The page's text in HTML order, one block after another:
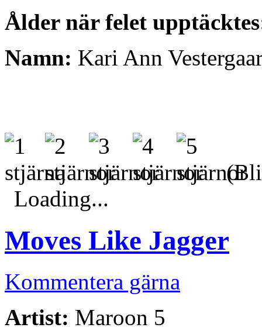
Ålder när felet
Namn: Kari Ann
(Bli
Loading...
Moves Like Jagger
Kommentera gärna
Artist: Maroon 5